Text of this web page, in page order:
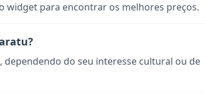
widget para encontrar os melhores preços.
do seu interesse cultural ou de